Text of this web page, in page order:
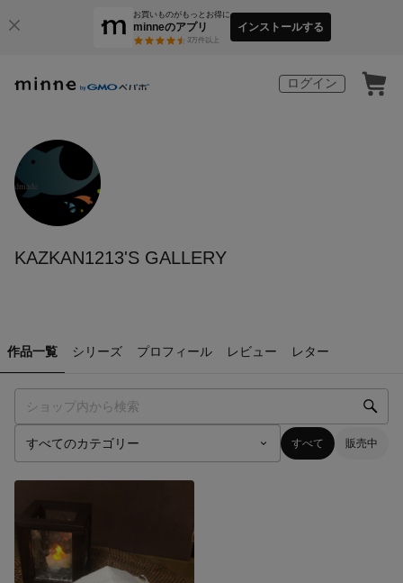
お買いものがもっとお得に
minneのアプリ
3万件以上
インストールする
ログイン
KAZKAN1213'S GALLERY
作品一覧 シリーズ プロフィール レビュー レター
すべて 販売中